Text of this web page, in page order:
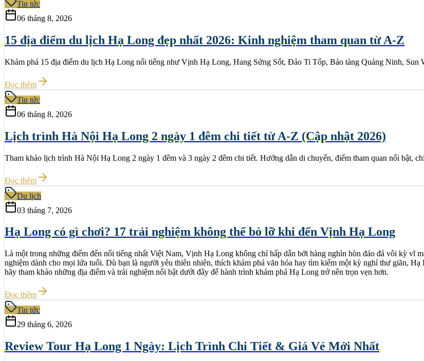
Tin tức
06 tháng 8, 2026
15 địa điểm du lịch Hạ Long đẹp nhất 2026: Kinh nghiệm tham quan từ A-Z
Khám phá 15 địa điểm du lịch Hạ Long nổi tiếng như Vịnh Hạ Long, Hang Sửng Sốt, Đảo Ti Tốp, Bảo tàng Quảng Ninh, Sun
Đọc thêm
Tin tức
06 tháng 8, 2026
Lịch trình Hà Nội Hạ Long 2 ngày 1 đêm chi tiết từ A-Z (Cập nhật 2026)
Tham khảo lịch trình Hà Nội Hạ Long 2 ngày 1 đêm và 3 ngày 2 đêm chi tiết. Hướng dẫn di chuyển, điểm tham quan nổi bật,
Đọc thêm
Du lịch
03 tháng 7, 2026
Hạ Long có gì chơi? 17 trải nghiệm không thể bỏ lỡ khi đến Vịnh Hạ Long
Là một trong những điểm đến nổi tiếng nhất Việt Nam, Vịnh Hạ Long không chỉ hấp dẫn bởi hàng nghìn hòn đảo đá vôi kỳ vĩ
nghiệm dành cho mọi lứa tuổi. Dù bạn là người yêu thiên nhiên, thích khám phá văn hóa hay tìm kiếm một kỳ nghỉ thư giãn,
hãy tham khảo những địa điểm và trải nghiệm nổi bật dưới đây để hành trình khám phá Hạ Long trở nên trọn vẹn hơn.
Đọc thêm
Tin tức
29 tháng 6, 2026
Review Tour Hạ Long 1 Ngày: Lịch Trình Chi Tiết & Giá Vé Mới Nhất